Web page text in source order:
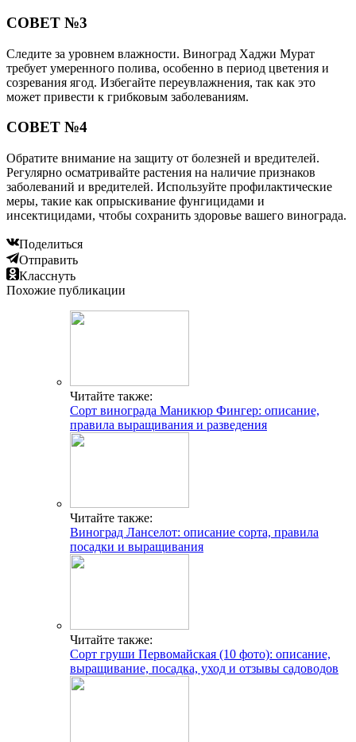
СОВЕТ №3
Следите за уровнем влажности. Виноград Хаджи Мурат
требует умеренного полива, особенно в период цветения и
созревания ягод. Избегайте переувлажнения, так как это
может привести к грибковым заболеваниям.
СОВЕТ №4
Обратите внимание на защиту от болезней и вредителей.
Регулярно осматривайте растения на наличие признаков
заболеваний и вредителей. Используйте профилактические
меры, такие как опрыскивание фунгицидами и
инсектицидами, чтобы сохранить здоровье вашего винограда.
Поделиться
Отправить
Класснуть
Похожие публикации
Читайте также:
Сорт винограда Маникюр Фингер: описание,
правила выращивания и разведения
Читайте также:
Виноград Ланселот: описание сорта, правила
посадки и выращивания
Читайте также:
Сорт груши Первомайская (10 фото): описание,
выращивание, посадка, уход и отзывы садоводов